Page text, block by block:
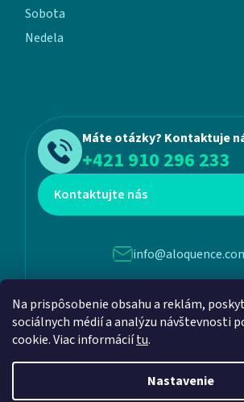
Na prispôsobenie obsahu a reklám,
sociálnych médií a analýzu návštevnosti
cookie. Viac informáciítu.
Nastavenie
Sobota
Nedela
Máte otázky? Kontaktuje
+421 910 296 233
Kontaktujte nás
Martina Benku 6, 952 01,